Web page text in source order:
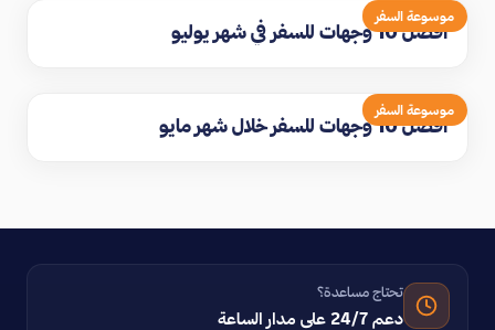
موسوعة السفر
افضل 10 وجهات للسفر في شهر يوليو
موسوعة السفر
افضل 10 وجهات للسفر خلال شهر مايو
تحتاج مساعدة؟
دعم 24/7 على مدار الساعة